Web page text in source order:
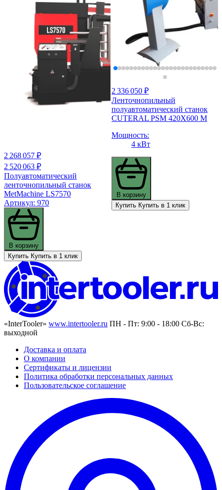
2 268 057 ₽
2 520 063 ₽
Полуавтоматический
ленточнопильный станок
MetMachine LS7570
Артикул: 970
В корзину
Купить Купить в 1 клик
2 336 050 ₽
Ленточнопильный
полуавтоматический станок
CUTERAL PSM 420X600 M
Мощность:
4 кВт
В корзину
Купить Купить в 1 клик
«InterTooler» www.intertooler.ru ПН - Пт: 9:00 - 18:00 Сб-Вс:
выходной
Доставка и оплата
О компании
Сертификаты и лицензии
Политика обработки персональных данных
Пользовательское соглашение